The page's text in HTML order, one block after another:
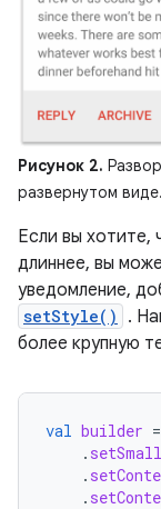
Рисунок 2.
развернутом виде.
Если вы хотите,
длиннее, вы
уведомление,
setStyle()
.
более крупную
val builder =
.
.
.